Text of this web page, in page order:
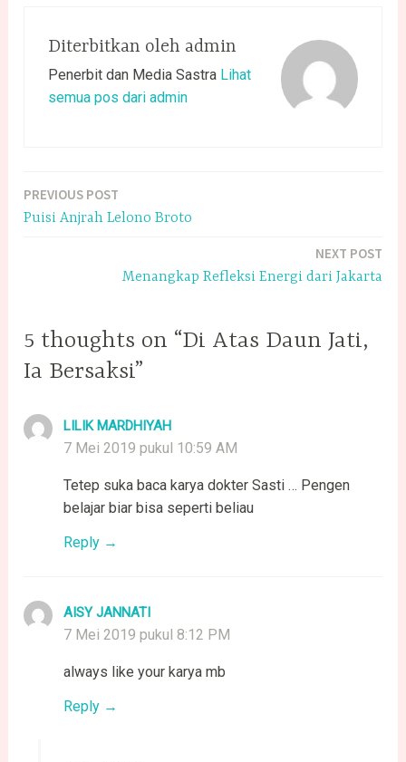
Diterbitkan oleh admin
Penerbit dan Media Sastra Lihat
semua pos dari admin
Navigasi
PREVIOUS POST
Puisi Anjrah Lelono Broto
NEXT POST
Menangkap Refleksi Energi dari Jakarta
5 thoughts on “Di Atas Daun Jati,
Ia Bersaksi”
LILIK MARDHIYAH
7 Mei 2019 pukul 10:59 AM
Tetep suka baca karya dokter Sasti … Pengen
belajar biar bisa seperti beliau
Reply
AISY JANNATI
7 Mei 2019 pukul 8:12 PM
always like your karya mb
Reply